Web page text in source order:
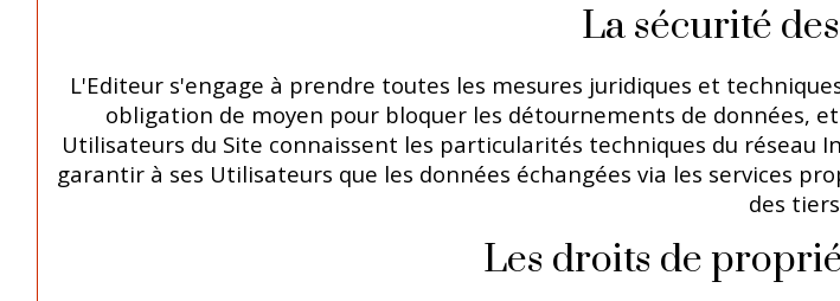
La sécurité
L'Editeur s'engage à prendre toutes les mesures juridiques et
obligation de moyen pour bloquer les détournements de données,
Utilisateurs du Site connaissent les particularités techniques du réseau
garantir à ses Utilisateurs que les données échangées via les services
des
Les droits de